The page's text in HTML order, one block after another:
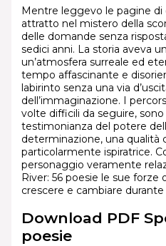
Mentre leggevo le pagine
attratto nel mistero della
delle domande senza
sedici anni. La storia aveva
un’atmosfera surreale ed
tempo affascinante e
labirinto senza una via
dell’immaginazione. I
volte difficili da seguire,
testimonianza del potere
determinazione, una qualità
particolarmente ispiratrice.
personaggio veramente
River: 56 poesie le sue forze
crescere e cambiare durante
Download PDF
poesie